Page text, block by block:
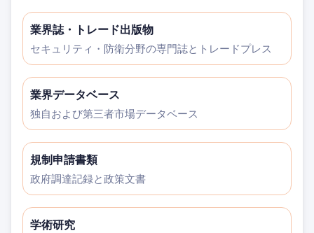
業界誌・トレード出版物
セキュリティ・防衛分野の専門誌とトレードプレス
業界データベース
独自および第三者市場データベース
規制申請書類
政府調達記録と政策文書
学術研究